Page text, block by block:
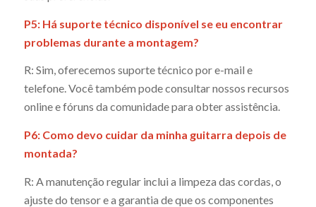
P5: Há suporte técnico disponível se eu encontrar
problemas durante a montagem?
R: Sim, oferecemos suporte técnico por e-mail e
telefone. Você também pode consultar nossos recursos
online e fóruns da comunidade para obter assistência.
P6: Como devo cuidar da minha guitarra depois de
montada?
R: A manutenção regular inclui a limpeza das cordas, o
ajuste do tensor e a garantia de que os componentes